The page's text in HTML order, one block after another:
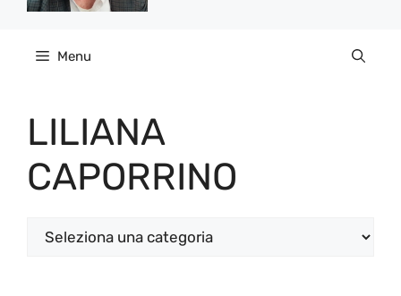
Menu
LILIANA
CAPORRINO
Categorie